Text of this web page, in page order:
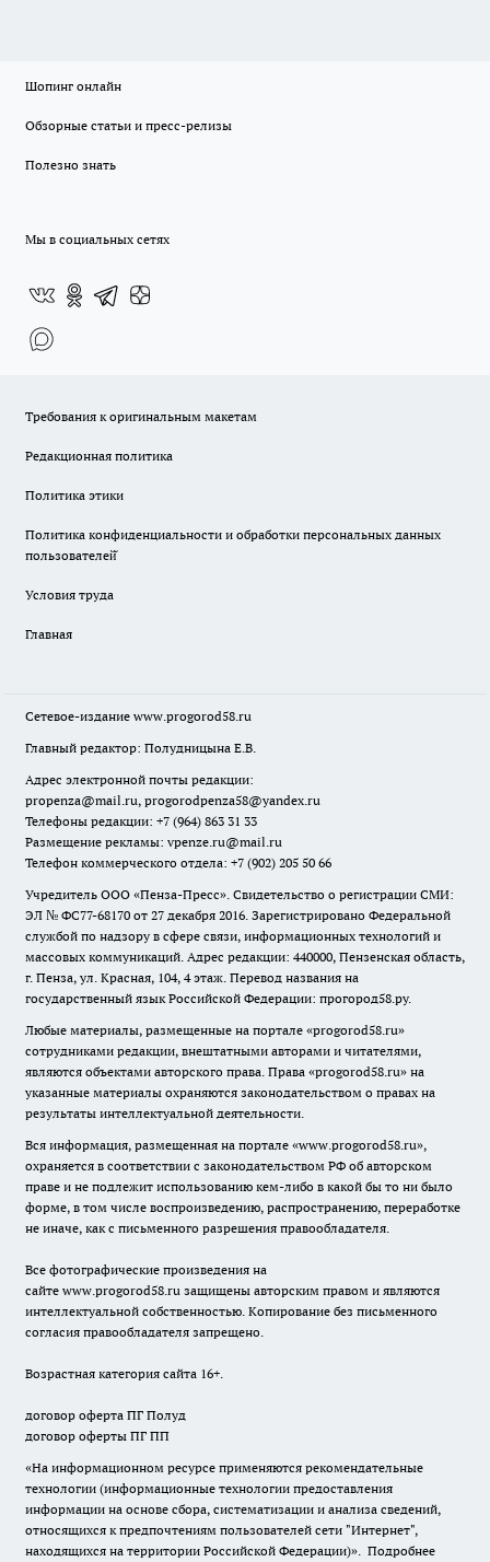
Шопинг онлайн
Обзорные статьи и пресс-релизы
Полезно знать
Мы в социальных сетях
Требования к оригинальным макетам
Редакционная политика
Политика этики
Политика конфиденциальности и обработки персональных данных
пользователей̆
Условия труда
Главная
Сетевое-издание www.progorod58.ru
Главный редактор: Полудницына Е.В.
Адрес электронной почты редакции:
propenza@mail.ru, progorodpenza58@yandex.ru
Телефоны редакции: +7 (964) 863 31 33
Размещение рекламы: vpenze.ru@mail.ru
Телефон коммерческого отдела: +7 (902) 205 50 66
Учредитель ООО «Пенза-Пресс». Свидетельство о регистрации СМИ:
ЭЛ № ФС77-68170 от 27 декабря 2016. Зарегистрировано Федеральной
службой по надзору в сфере связи, информационных технологий и
массовых коммуникаций. Адрес редакции: 440000, Пензенская область,
г. Пенза, ул. Красная, 104, 4 этаж. Перевод названия на
государственный язык Российской Федерации: прогород58.ру.
Любые материалы, размещенные на портале «progorod58.ru»
сотрудниками редакции, внештатными авторами и читателями,
являются объектами авторского права. Права «progorod58.ru» на
указанные материалы охраняются законодательством о правах на
результаты интеллектуальной деятельности.
Вся информация, размещенная на портале «www.progorod58.ru»,
охраняется в соответствии с законодательством РФ об авторском
праве и не подлежит использованию кем-либо в какой бы то ни было
форме, в том числе воспроизведению, распространению, переработке
не иначе, как с письменного разрешения правообладателя.
Все фотографические произведения на
сайте www.progorod58.ru защищены авторским правом и являются
интеллектуальной собственностью. Копирование без письменного
согласия правообладателя запрещено.
Возрастная категория сайта 16+.
договор оферта ПГ Полуд
договор оферты ПГ ПП
«На информационном ресурсе применяются рекомендательные
технологии (информационные технологии предоставления
информации на основе сбора, систематизации и анализа сведений,
относящихся к предпочтениям пользователей сети "Интернет",
находящихся на территории Российской Федерации)». Подробнее